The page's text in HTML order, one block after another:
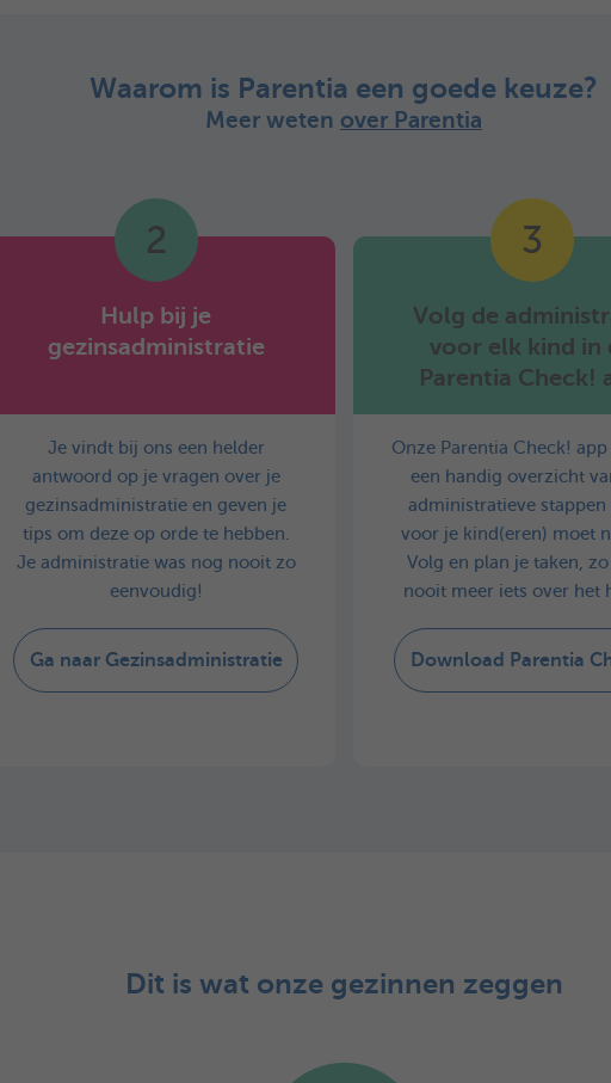
Waarom is Parentia een goede keuze?
Meer weten over Parentia
2
Hulp bij je
gezinsadministratie
Je vindt bij ons een helder
antwoord op je vragen over je
gezinsadministratie en geven je
tips om deze op orde te hebben.
Je administratie was nog nooit zo
eenvoudig!
Ga naar Gezinsadministratie
3
Volg de
voor elk kind in
Parentia Check!
Onze Parentia Check!
een handig overzicht
administratieve stappen
voor je kind(eren) moet
Volg en plan je taken,
nooit meer iets over het
Download Parentia
Dit is wat onze gezinnen zeggen